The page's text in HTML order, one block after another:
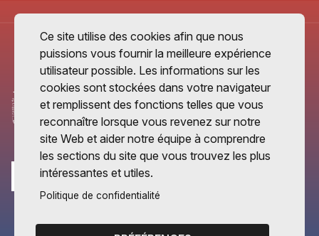
Ce site utilise des cookies afin que nous
puissions vous fournir la meilleure expérience
utilisateur possible. Les informations sur les
cookies sont stockées dans votre navigateur
et remplissent des fonctions telles que vous
reconnaître lorsque vous revenez sur notre
site Web et aider notre équipe à comprendre
les sections du site que vous trouvez les plus
intéressantes et utiles.
Politique de confidentialité